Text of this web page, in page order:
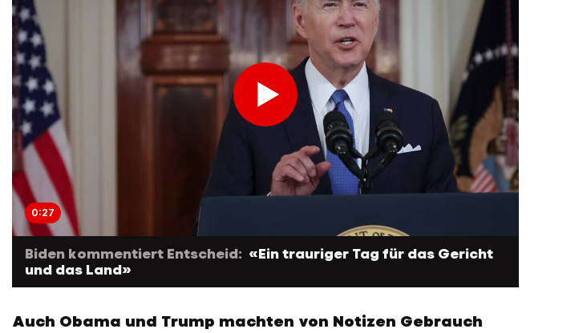
0:27
Biden kommentiert Entscheid: «Ein trauriger Tag für das Gericht
und das Land»
Auch Obama und Trump machten von Notizen Gebrauch